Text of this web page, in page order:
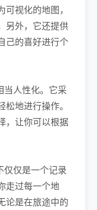
视化的地图，
另外，它还提供
己的喜好进行个
当人性化。它采
地进行操作。
，让你可以根据
仅仅是一个记录
走过每一个地
论是在旅途中的